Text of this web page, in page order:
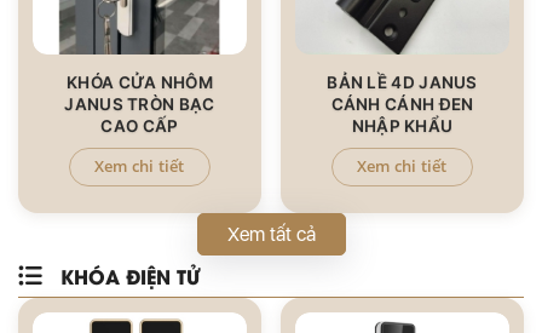
KHÓA CỬA NHÔM
JANUS TRÒN BẠC
CAO CẤP
Xem chi tiết
BẢN LỀ 4D JANUS
CÁNH CÁNH ĐEN
NHẬP KHẨU
Xem chi tiết
Xem tất cả
KHÓA ĐIỆN TỬ